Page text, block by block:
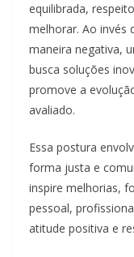
equilibrada,
melhorar. Ao invés
maneira negativa,
busca soluções
promove a
avaliado.
Essa postura
forma justa e
inspire melhorias,
pessoal,
atitude positiva e